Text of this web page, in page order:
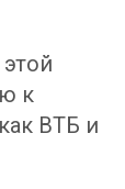
к
ВТБ и